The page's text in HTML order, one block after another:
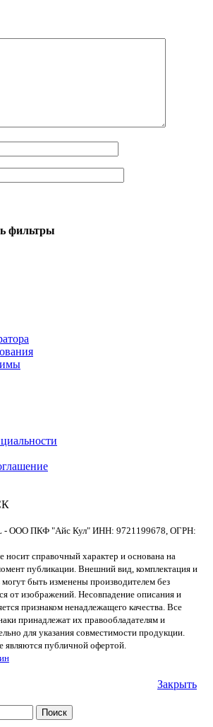
фильтры
- ООО ПКФ "Айс Кул" ИНН: 9721199678, ОГРН:
носит справочный характер и основана на
публикации. Внешний вид, комплектация и
могут быть изменены производителем без
от изображений. Несовпадение описания и
признаком ненадлежащего качества. Все
принадлежат их правообладателям и
для указания совместимости продукции.
являются публичной офертой.
Закрыть
Поиск